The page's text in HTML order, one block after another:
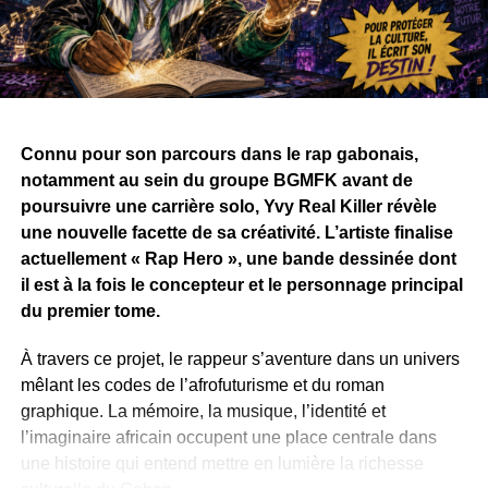
Connu pour son parcours dans le rap gabonais,
notamment au sein du groupe BGMFK avant de
poursuivre une carrière solo, Yvy Real Killer révèle
une nouvelle facette de sa créativité. L’artiste finalise
actuellement « Rap Hero », une bande dessinée dont
il est à la fois le concepteur et le personnage principal
du premier tome.
À travers ce projet, le rappeur s’aventure dans un univers
mêlant les codes de l’afrofuturisme et du roman
graphique. La mémoire, la musique, l’identité et
l’imaginaire africain occupent une place centrale dans
une histoire qui entend mettre en lumière la richesse